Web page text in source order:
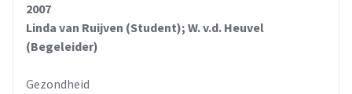
2007
Linda van Ruijven (Student); W. v.d. Heuvel
(Begeleider)
Gezondheid